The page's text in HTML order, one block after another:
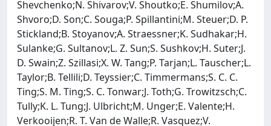
Shevchenko;N. Shivarov;V. Shoutko;E. Shumilov;A.
Shvoro;D. Son;C. Souga;P. Spillantini;M. Steuer;D. P.
Stickland;B. Stoyanov;A. Straessner;K. Sudhakar;H.
Sulanke;G. Sultanov;L. Z. Sun;S. Sushkov;H. Suter;J.
D. Swain;Z. Szillasi;X. W. Tang;P. Tarjan;L. Tauscher;L.
Taylor;B. Tellili;D. Teyssier;C. Timmermans;S. C. C.
Ting;S. M. Ting;S. C. Tonwar;J. Toth;G. Trowitzsch;C.
Tully;K. L. Tung;J. Ulbricht;M. Unger;E. Valente;H.
Verkooijen;R. T. Van de Walle;R. Vasquez;V.